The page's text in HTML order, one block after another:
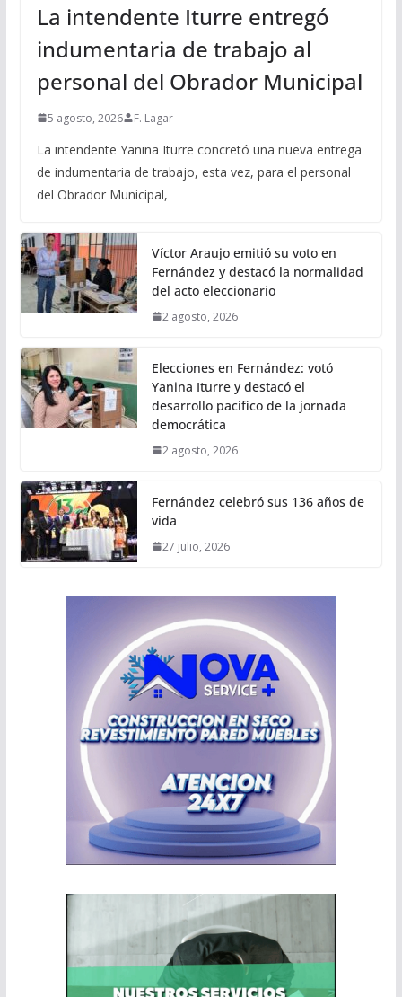
La intendente Iturre entregó
indumentaria de trabajo al
personal del Obrador Municipal
5 agosto, 2026 F. Lagar
La intendente Yanina Iturre concretó una nueva entrega
de indumentaria de trabajo, esta vez, para el personal
del Obrador Municipal,
Víctor Araujo emitió su voto en
Fernández y destacó la normalidad
del acto eleccionario
2 agosto, 2026
Elecciones en Fernández: votó
Yanina Iturre y destacó el
desarrollo pacífico de la jornada
democrática
2 agosto, 2026
Fernández celebró sus 136 años de
vida
27 julio, 2026